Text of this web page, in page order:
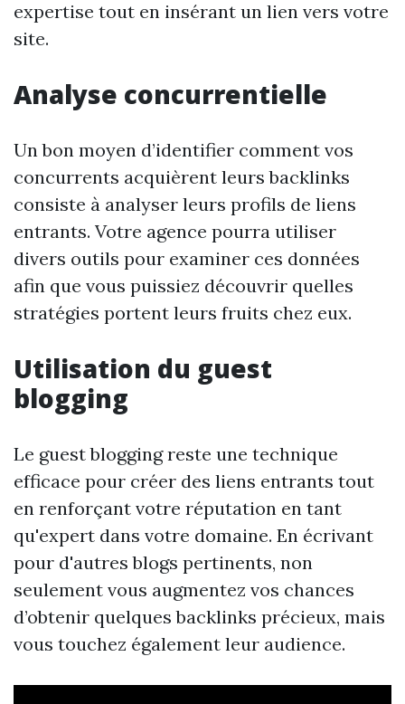
expertise tout en insérant un lien vers votre
site.
Analyse concurrentielle
Un bon moyen d’identifier comment vos
concurrents acquièrent leurs backlinks
consiste à analyser leurs profils de liens
entrants. Votre agence pourra utiliser
divers outils pour examiner ces données
afin que vous puissiez découvrir quelles
stratégies portent leurs fruits chez eux.
Utilisation du guest
blogging
Le guest blogging reste une technique
efficace pour créer des liens entrants tout
en renforçant votre réputation en tant
qu'expert dans votre domaine. En écrivant
pour d'autres blogs pertinents, non
seulement vous augmentez vos chances
d’obtenir quelques backlinks précieux, mais
vous touchez également leur audience.